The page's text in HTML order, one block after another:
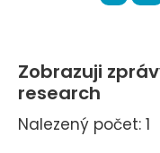
Zobrazuji
research
Nalezený počet: 1